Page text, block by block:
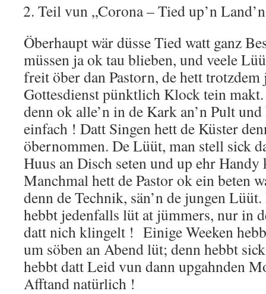
Teil vun „Corona – Tied up’n Land’n
Öberhaupt wär düsse Tied watt ganz
müssen ja ok tau blieben, und veele
freit öber dan Pastorn, de hett trotzdem
Gottesdienst pünktlich Klock tein
denn ok alle’n in de Kark an’n Pult
einfach ! Datt Singen hett de Küster
öbernommen. De Lüüt, man stell sick
Huus an Disch seten und up ehr
Manchmal hett de Pastor ok ein beten
denn de Technik, sän’n de jungen
hebbt jedenfalls lüt at jümmers, nur in
datt nich klingelt ! Einige Weeken
um söben an Abend lüt; denn hebbt
hebbt datt Leid vun dann upgahnden
Afftand natürlich !